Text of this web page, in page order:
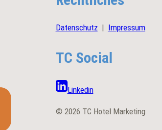
Datenschutz | Impressum
TC Social
Linkedin
© 2026 TC Hotel Marketing